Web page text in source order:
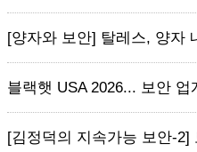
[양자와 보안] 탈레스, 양자
블랙햇 USA 2026... 보안 업
[김정덕의 지속가능 보안-2]